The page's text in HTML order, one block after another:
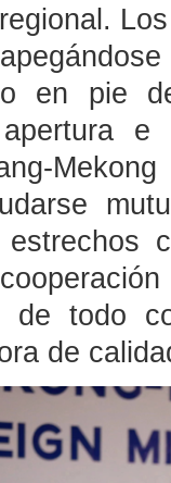
en pie
e
estrechos
de todo
de